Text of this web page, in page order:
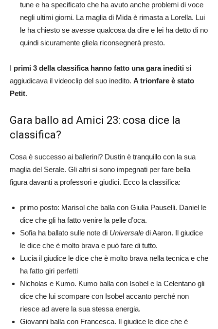
tune e ha specificato che ha avuto anche problemi di voce
negli ultimi giorni. La maglia di Mida è rimasta a Lorella. Lui
le ha chiesto se avesse qualcosa da dire e lei ha detto di no
quindi sicuramente gliela riconsegnerà presto.
I primi 3 della classifica hanno fatto una gara inediti si
aggiudicava il videoclip del suo inedito. A trionfare è stato
Petit.
Gara ballo ad Amici 23: cosa dice la
classifica?
Cosa è successo ai ballerini? Dustin è tranquillo con la sua
maglia del Serale. Gli altri si sono impegnati per fare bella
figura davanti a professori e giudici. Ecco la classifica:
primo posto: Marisol che balla con Giulia Pauselli. Daniel le
dice che gli ha fatto venire la pelle d’oca.
Sofia ha ballato sulle note di Universale di Aaron. Il giudice
le dice che è molto brava e può fare di tutto.
Lucia il giudice le dice che è molto brava nella tecnica e che
ha fatto giri perfetti
Nicholas e Kumo. Kumo balla con Isobel e la Celentano gli
dice che lui scompare con Isobel accanto perché non
riesce ad avere la sua stessa energia.
Giovanni balla con Francesca. Il giudice le dice che è